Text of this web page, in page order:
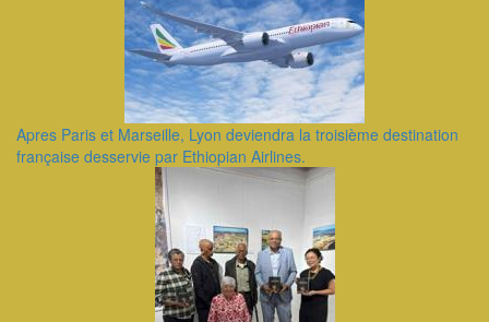
Apres Paris et Marseille, Lyon deviendra la troisième destination
française desservie par Ethiopian Airlines.